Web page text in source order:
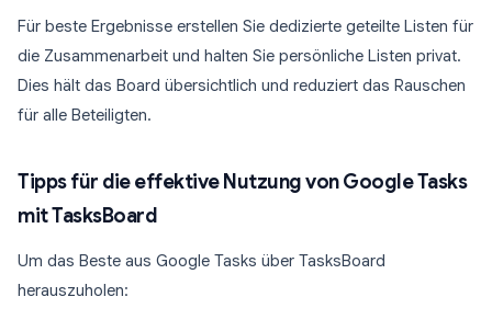
Für beste Ergebnisse erstellen Sie dedizierte geteilte Listen für
die Zusammenarbeit und halten Sie persönliche Listen privat.
Dies hält das Board übersichtlich und reduziert das Rauschen
für alle Beteiligten.
Tipps für die effektive Nutzung von Google Tasks
mit TasksBoard
Um das Beste aus Google Tasks über TasksBoard
herauszuholen: